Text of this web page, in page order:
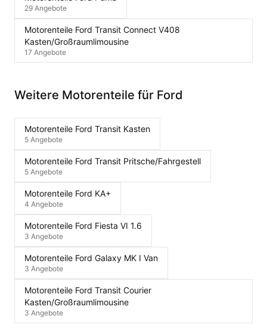
29 Angebote
Motorenteile Ford Transit Connect V408
Kasten/Großraumlimousine
17 Angebote
Weitere Motorenteile für Ford
Motorenteile Ford Transit Kasten
5 Angebote
Motorenteile Ford Transit Pritsche/Fahrgestell
5 Angebote
Motorenteile Ford KA+
4 Angebote
Motorenteile Ford Fiesta VI 1.6
3 Angebote
Motorenteile Ford Galaxy MK I Van
3 Angebote
Motorenteile Ford Transit Courier
Kasten/Großraumlimousine
3 Angebote